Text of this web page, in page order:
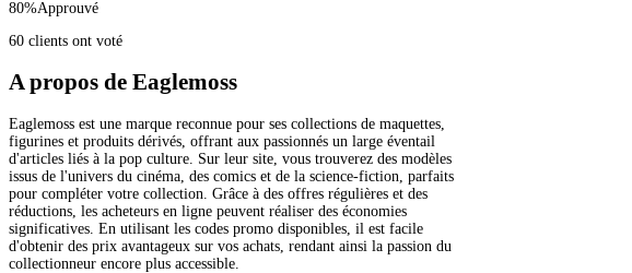
80%Approuvé
60 clients ont voté
A propos de Eaglemoss
Eaglemoss est une marque reconnue pour ses collections de maquettes,
figurines et produits dérivés, offrant aux passionnés un large éventail
d'articles liés à la pop culture. Sur leur site, vous trouverez des modèles
issus de l'univers du cinéma, des comics et de la science-fiction, parfaits
pour compléter votre collection. Grâce à des offres régulières et des
réductions, les acheteurs en ligne peuvent réaliser des économies
significatives. En utilisant les codes promo disponibles, il est facile
d'obtenir des prix avantageux sur vos achats, rendant ainsi la passion du
collectionneur encore plus accessible.